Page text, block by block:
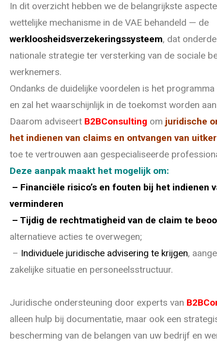
In dit overzicht hebben we de belangrijkste
wettelijke mechanisme in de VAE behandeld — de
werkloosheidsverzekeringssysteem, dat
nationale strategie ter versterking van de sociale
werknemers.
Ondanks de duidelijke voordelen is het
en zal het waarschijnlijk in de toekomst worden
Daarom adviseert B2BConsulting om juridische
het indienen van claims en ontvangen van
toe te vertrouwen aan gespecialiseerde
Deze aanpak maakt het mogelijk om:
– Financiële risico’s en fouten bij het indienen
verminderen
– Tijdig de rechtmatigheid van de claim te
alternatieve acties te overwegen;
– Individuele juridische advisering te krijgen,
zakelijke situatie en personeelsstructuur.
Juridische ondersteuning door experts van
alleen hulp bij documentatie, maar ook een
bescherming van de belangen van uw bedrijf en